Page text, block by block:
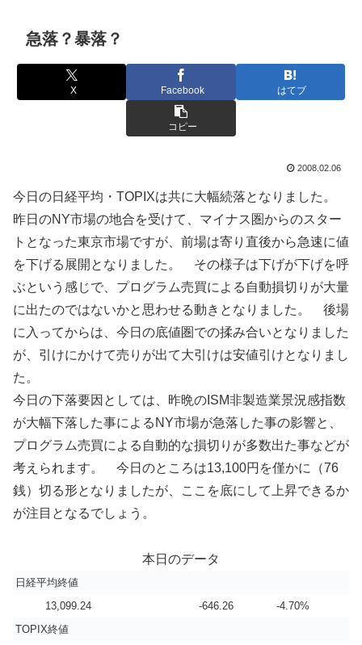
急落？暴落？
X Facebook はてブ
コピー
2008.02.06
今日の日経平均・TOPIXは共に大幅続落となりました。
昨日のNY市場の地合を受けて、マイナス圏からのスター
トとなった東京市場ですが、前場は寄り直後から急速に値
を下げる展開となりました。 その様子は下げが下げを呼
ぶという感じで、プログラム売買による自動損切りが大量
に出たのではないかと思わせる動きとなりました。 後場
に入ってからは、今日の底値圏での揉み合いとなりました
が、引けにかけて売りが出て大引けは安値引けとなりまし
た。
今日の下落要因としては、昨晩のISM非製造業景況感指数
が大幅下落した事によるNY市場が急落した事の影響と、
プログラム売買による自動的な損切りが多数出た事などが
考えられます。 今日のところは13,100円を僅かに（76
銭）切る形となりましたが、ここを底にして上昇できるか
が注目となるでしょう。
本日のデータ
日経平均終値
13,099.24
-646.26
-4.70%
TOPIX終値